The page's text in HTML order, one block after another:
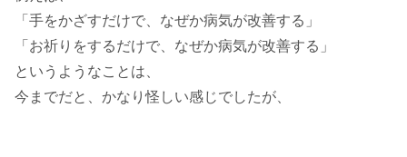
「手をかざすだけで、なぜか病気が改善する」
「お祈りをするだけで、なぜか病気が改善する」
というようなことは、
今までだと、かなり怪しい感じでしたが、